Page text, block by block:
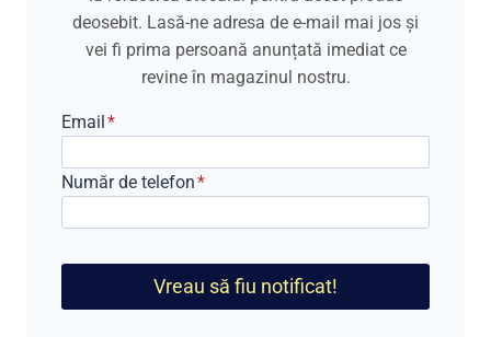
deosebit. Lasă-ne adresa de e-mail mai jos și
vei fi prima persoană anunțată imediat ce
revine în magazinul nostru.
Email*
Număr de telefon*
Vreau să fiu notificat!